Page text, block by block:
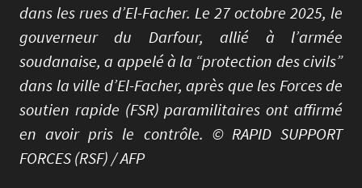
dans les rues d’El-Facher. Le 27 octobre 2025, le
gouverneur du Darfour, allié à l’armée
soudanaise, a appelé à la “protection des civils”
dans la ville d’El-Facher, après que les Forces de
soutien rapide (FSR) paramilitaires ont affirmé
en avoir pris le contrôle. © RAPID SUPPORT
FORCES (RSF) / AFP